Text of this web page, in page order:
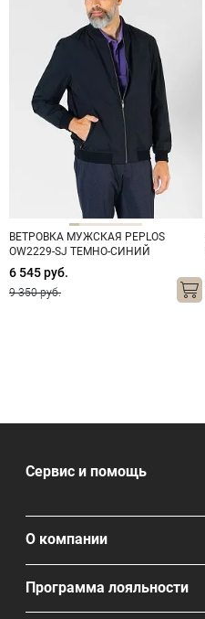
ВЕТРОВКА МУЖСКАЯ PEPLOS
OW2229-SJ ТЕМНО-СИНИЙ
6 545 руб.
9 350 руб.
Сервис и помощь
О компании
Программа лояльности